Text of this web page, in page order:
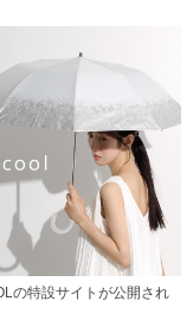
の特設サイトが公開され